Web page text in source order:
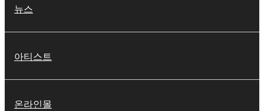
뉴스
아티스트
온라인몰